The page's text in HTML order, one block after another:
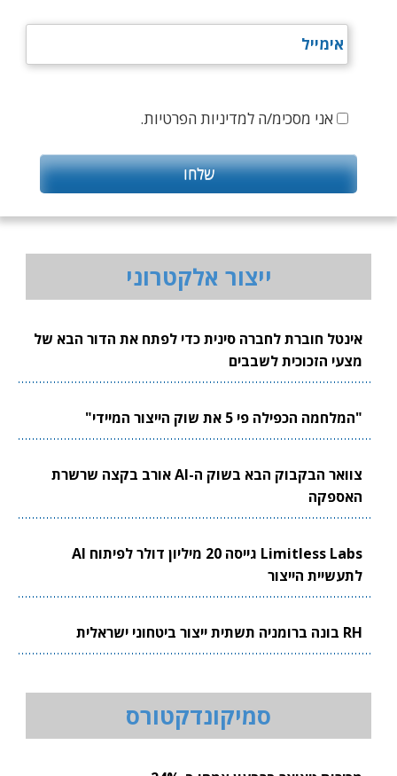
אני מסכימ/ה למדיניות הפרטיות.
ייצור אלקטרוני
אינטל חוברת לחברה סינית כדי לפתח את הדור הבא של
מצעי הזכוכית לשבבים
"המלחמה הכפילה פי 5 את שוק הייצור המיידי"
צוואר הבקבוק הבא בשוק ה-AI אורב בקצה שרשרת
האספקה
Limitless Labs גייסה 20 מיליון דולר לפיתוח AI
לתעשיית הייצור
RH בונה ברומניה תשתית ייצור ביטחוני ישראלית
סמיקונדקטורס